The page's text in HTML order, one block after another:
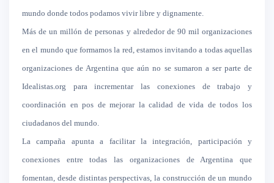
mundo donde todos podamos vivir libre y dignamente.
Más de un millón de personas y alrededor de 90 mil organizaciones
en el mundo que formamos la red, estamos invitando a todas aquellas
organizaciones de Argentina que aún no se sumaron a ser parte de
Idealistas.org para incrementar las conexiones de trabajo y
coordinación en pos de mejorar la calidad de vida de todos los
ciudadanos del mundo.
La campaña apunta a facilitar la integración, participación y
conexiones entre todas las organizaciones de Argentina que
fomentan, desde distintas perspectivas, la construcción de un mundo